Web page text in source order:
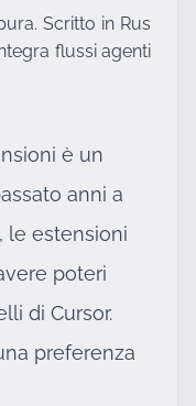
Scritto in Rus
flussi agenti
è un
anni a
le estensioni
poteri
di Cursor.
preferenza